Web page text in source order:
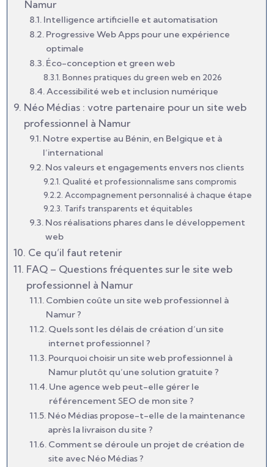
Namur
Intelligence artificielle et automatisation
Progressive Web Apps pour une expérience
optimale
Éco-conception et green web
Bonnes pratiques du green web en 2026
Accessibilité web et inclusion numérique
Néo Médias : votre partenaire pour un site web
professionnel à Namur
Notre expertise au Bénin, en Belgique et à
l’international
Nos valeurs et engagements envers nos clients
Qualité et professionnalisme sans compromis
Accompagnement personnalisé à chaque étape
Tarifs transparents et équitables
Nos réalisations phares dans le développement
web
Ce qu’il faut retenir
FAQ – Questions fréquentes sur le site web
professionnel à Namur
Combien coûte un site web professionnel à
Namur ?
Quels sont les délais de création d’un site
internet professionnel ?
Pourquoi choisir un site web professionnel à
Namur plutôt qu’une solution gratuite ?
Une agence web peut-elle gérer le
référencement SEO de mon site ?
Néo Médias propose-t-elle de la maintenance
après la livraison du site ?
Comment se déroule un projet de création de
site avec Néo Médias ?